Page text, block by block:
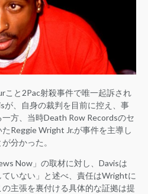
こと2Pac射殺事件で唯一起訴され
が、自身の裁判を目前に控え、事
方、当時Death Row Recordsのセ
Reggie Wright Jr.が事件を主導し
分かった。
Now」の取材に対し、Davisは
ていない」と述べ、責任はWrightに
主張を裏付ける具体的な証拠は提